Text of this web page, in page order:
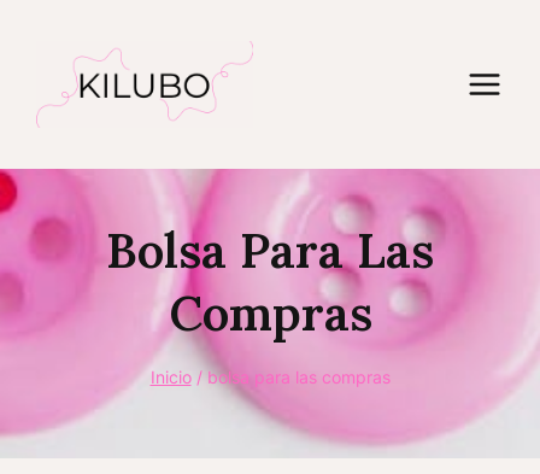
contenido
Bolsa Para Las
Compras
Inicio / bolsa para las compras